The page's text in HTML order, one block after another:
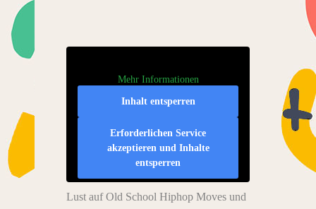
Mehr Informationen
Inhalt entsperren
Erforderlichen Service
akzeptieren und Inhalte
entsperren
Lust auf Old School Hiphop Moves und